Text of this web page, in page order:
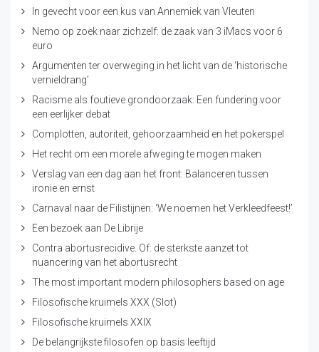
In gevecht voor een kus van Annemiek van Vleuten
Nemo op zoek naar zichzelf: de zaak van 3 iMacs voor 6
euro
Argumenten ter overweging in het licht van de ‘historische
vernieldrang’
Racisme als foutieve grondoorzaak: Een fundering voor
een eerlijker debat
Complotten, autoriteit, gehoorzaamheid en het pokerspel
Het recht om een morele afweging te mogen maken
Verslag van een dag aan het front: Balanceren tussen
ironie en ernst
Carnaval naar de Filistijnen: ‘We noemen het Verkleedfeest!’
Een bezoek aan De Librije
Contra abortusrecidive. Of: de sterkste aanzet tot
nuancering van het abortusrecht
The most important modern philosophers based on age
Filosofische kruimels XXX (Slot)
Filosofische kruimels XXIX
De belangrijkste filosofen op basis leeftijd